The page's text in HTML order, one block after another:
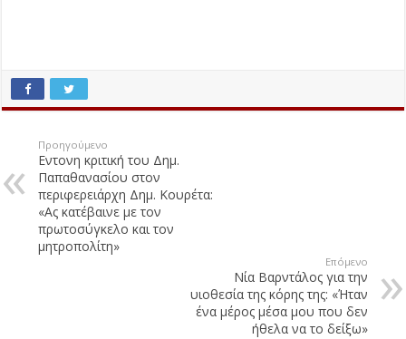
Προηγούμενο
Εντονη κριτική του Δημ.
Παπαθανασίου στον
περιφερειάρχη Δημ. Κουρέτα:
«Ας κατέβαινε με τον
πρωτοσύγκελο και τον
μητροπολίτη»
Επόμενο
Νία Βαρντάλος για την
υιοθεσία της κόρης της: «Ήταν
ένα μέρος μέσα μου που δεν
ήθελα να το δείξω»